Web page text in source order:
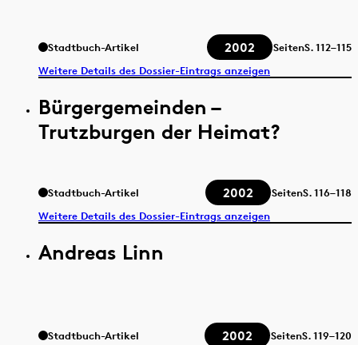
Stadtbuch-Artikel 2002 SeitenS.112–115
Weitere Details des Dossier-Eintrags anzeigen
Bürgergemeinden –
Trutzburgen der Heimat?
Stadtbuch-Artikel 2002 SeitenS.116–118
Weitere Details des Dossier-Eintrags anzeigen
Andreas Linn
Stadtbuch-Artikel 2002 SeitenS.119–120